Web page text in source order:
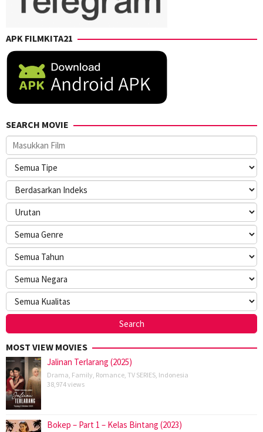
APK FILMKITA21
SEARCH MOVIE
MOST VIEW MOVIES
Jalinan Terlarang (2025)
Drama Family Romance TV SERIES Indonesia
38,974 views
Bokep – Part 1 – Kelas Bintang (2023)